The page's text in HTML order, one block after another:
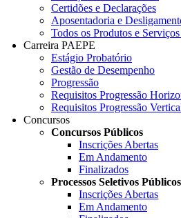
Certidões e Declarações
Aposentadoria e
Todos os Produtos e
Carreira PAEPE
Estágio Probatório
Gestão de Desempenho
Progressão
Requisitos Progressão
Requisitos Progressão
Concursos
Concursos Públicos
Inscrições Abertas
Em Andamento
Finalizados
Processos Seletivos
Inscrições Abertas
Em Andamento